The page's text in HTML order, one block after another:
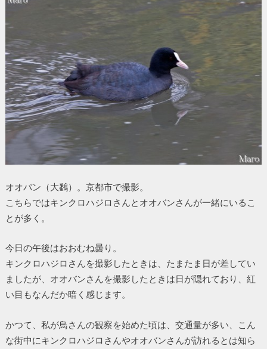
オオバン（大鷭）。京都市で撮影。
こちらではキンクロハジロさんとオオバンさんが一緒にいるこ
とが多く。
今日の午後はおおむね曇り。
キンクロハジロさんを撮影したときは、たまたま日が差してい
ましたが、オオバンさんを撮影したときは日が隠れており、紅
い目もなんだか暗く感じます。
かつて、私が鳥さんの観察を始めた頃は、交通量が多い、こん
な街中にキンクロハジロさんやオオバンさんが訪れるとは知ら